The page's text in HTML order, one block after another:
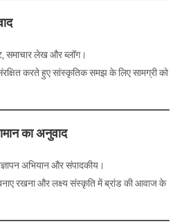
समाचार लेख और ब्लॉग।
करते हुए सांस्कृतिक समझ के लिए सामग्री को
का अनुवाद
अभियान और संपादकीय।
बनाए रखना और लक्ष्य संस्कृति में ब्रांड की आवाज के